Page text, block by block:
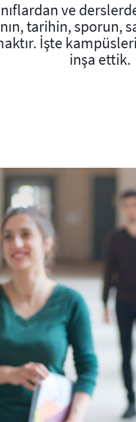
ve
tarihin, sporun,
İşte
inşa ettik.